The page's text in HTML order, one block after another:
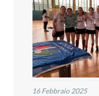
16 Febbraio 2025